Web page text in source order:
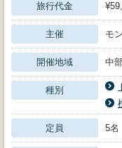
旅行代金
主催 モ
開催地域 中
種別
定員 5名